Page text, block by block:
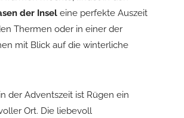
der Insel eine perfekte Auszeit
Thermen oder in einer der
mit Blick auf die winterliche
der Adventszeit ist Rügen ein
Ort. Die liebevoll